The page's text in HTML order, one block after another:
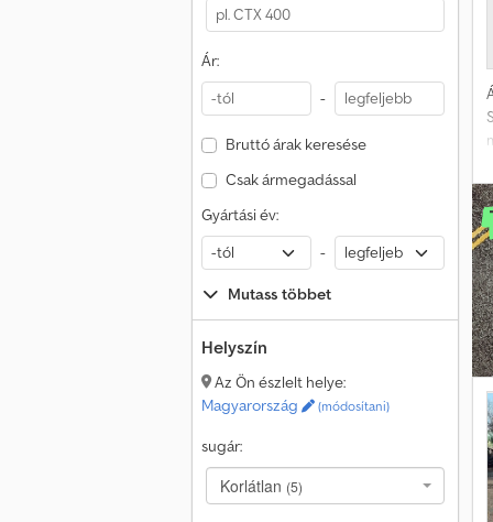
Ár:
-
Bruttó árak keresése
Csak ármegadással
Gyártási év:
-
Mutass többet
Helyszín
Az Ön észlelt helye:
Magyarország
(módosítani)
sugár:
Korlátlan (5)